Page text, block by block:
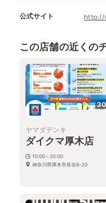
公式サイト http://
この店舗の近くの
ヤマダデンキ
ダイクマ厚木店
10:00～20:00
神奈川県厚木市長谷6-20